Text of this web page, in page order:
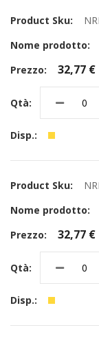
32,77 €
32,77 €